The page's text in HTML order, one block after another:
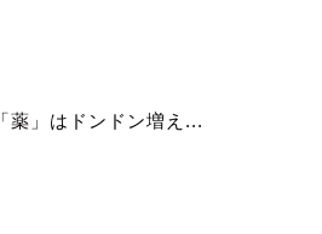
「薬」はドンドン増え...